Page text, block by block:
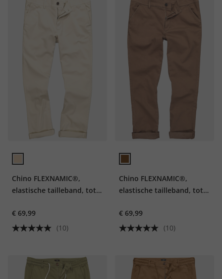
Chino FLEXNAMIC®,
elastische tailleband, tot
€ 69,99
(10)
Chino FLEXNAMIC®,
elastische tailleband, tot
€ 69,99
(10)